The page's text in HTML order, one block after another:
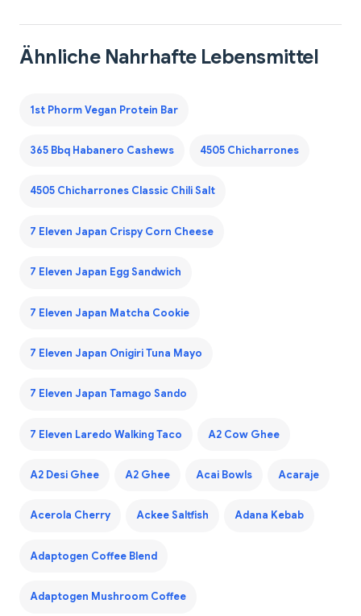
Ähnliche Nahrhafte Lebensmittel
1st Phorm Vegan Protein Bar
365 Bbq Habanero Cashews 4505 Chicharrones
4505 Chicharrones Classic Chili Salt
7 Eleven Japan Crispy Corn Cheese
7 Eleven Japan Egg Sandwich
7 Eleven Japan Matcha Cookie
7 Eleven Japan Onigiri Tuna Mayo
7 Eleven Japan Tamago Sando
7 Eleven Laredo Walking Taco A2 Cow Ghee
A2 Desi Ghee A2 Ghee Acai Bowls Acaraje
Acerola Cherry Ackee Saltfish Adana Kebab
Adaptogen Coffee Blend
Adaptogen Mushroom Coffee